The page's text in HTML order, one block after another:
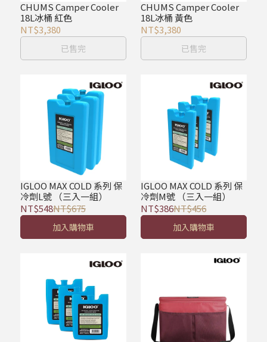
CHUMS Camper Cooler
18L冰桶 紅色
NT$3,380
已售完
CHUMS Camper Cooler
18L冰桶 黃色
NT$3,380
已售完
IGLOO MAX COLD 系列 保
冷劑L號 （三入一組）
NT$548NT$675
加入購物車
IGLOO MAX COLD 系列 保
冷劑M號 （三入一組）
NT$386NT$456
加入購物車